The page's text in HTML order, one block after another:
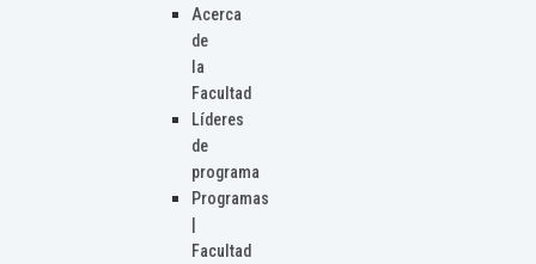
Acerca
de
la
Facultad
Líderes
de
programa
Programas
Facultad